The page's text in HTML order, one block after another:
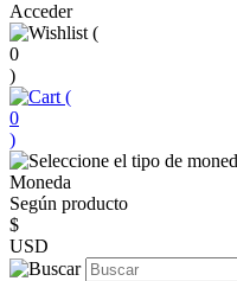
Acceder
(
0
)
(
0
)
Moneda
Según producto
$
USD